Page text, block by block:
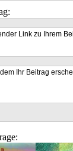
Link zu Ihrem
Ihr Beitrag